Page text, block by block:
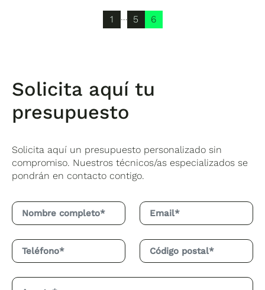
1 … 5 6
Solicita aquí tu
presupuesto
Solicita aquí un presupuesto personalizado sin
compromiso. Nuestros técnicos/as especializados se
pondrán en contacto contigo.